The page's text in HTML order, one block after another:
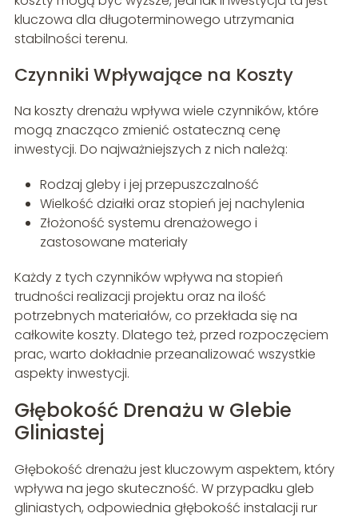
kluczowa dla długoterminowego utrzymania
stabilności terenu.
Czynniki Wpływające na Koszty
Na koszty drenażu wpływa wiele czynników, które
mogą znacząco zmienić ostateczną cenę
inwestycji. Do najważniejszych z nich należą:
Rodzaj gleby i jej przepuszczalność
Wielkość działki oraz stopień jej nachylenia
Złożoność systemu drenażowego i
zastosowane materiały
Każdy z tych czynników wpływa na stopień
trudności realizacji projektu oraz na ilość
potrzebnych materiałów, co przekłada się na
całkowite koszty. Dlatego też, przed rozpoczęciem
prac, warto dokładnie przeanalizować wszystkie
aspekty inwestycji.
Głębokość Drenażu w Glebie
Gliniastej
Głębokość drenażu jest kluczowym aspektem, który
wpływa na jego skuteczność. W przypadku gleb
gliniastych, odpowiednia głębokość instalacji rur